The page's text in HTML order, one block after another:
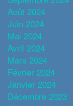
Août 2024
Juin 2024
Mai 2024
Avril 2024
Mars 2024
Février 2024
Janvier 2024
Décembre 2023